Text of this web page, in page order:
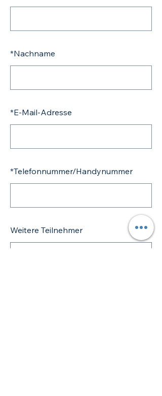
*Nachname
*E-Mail-Adresse
*Telefonnummer/Handynummer
Weitere Teilnehmer